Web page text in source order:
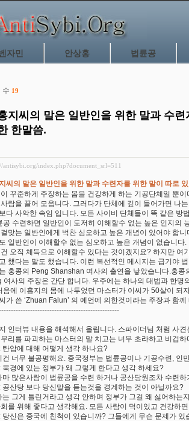
자민 안상홍 법륜공
수 19
지씨의 말은 일반인을 위한 말과 수
한말씀.
antisybi.org/index.php?document_srl=511
씨의 말은 일반인을 위한 말과 수련자를 위한 말이 따로
꾸준하게 주장하는 몸을 건강하게 하는 기공단체일 뿐
람을 끌어 모읍니다. 그러다가 단체에 깊이 들어가면 나
다 사악한 속임 입니다. 모든 사이비 단체들이 똑 같은 방
공 수련하면 일반인이 도저히 이해할수 없는 높은 인지의
맞는 일반인에게 벅찬 심오하고 높은 개념이 있어야 합
일반인이 이해할수 없는 심오하고 높은 개념이 없습니다.
오직 체득으로 이해할수 있다는 것이겠지요? 하지만 여
했다는 말도 했습니다. 이런 복선적인 메시지는 급기야
홍콩의 Peng Shanshan 여사의 출연을 낳았습니다.홍콩
여사의 주장은 간단 합니다. 우주에는 하나의 대법과 한
음에 이홍지의 몸에 나투었던 마스터가 이씨가 50살이 되
가 쓴 ‘Zhuan Falun’ 의 예언에 의한것이라는 주장과 함
인터뷰 내용을 해석해서 올립니다. 스파이더님 처럼 사
리를 파괴하는 마스터의 말 치고는 너무 초라하고 비겁
탄압에 대해 어떻게 생각 하나요?
건 너무 불공평해요. 중국정부는 법륜공이나 기공수련,
북경에 있는 정부가 왜 그렇게 한다고 생각 하세요?
마 많은사람이 법륜공을 수련 하거나 공산당원조차 수련
공산당 보다 당신말을 듣는것을 경계하는 것이 아닐까요?
는 그게 틀린거라고 생각 안하며 정부가 그걸 왜 싫어하
를 위해 좋다고 생각해요. 모든 사람이 덕이있고 건강하
당신은 중국에 친척이 있습니까? 그들에게 무슨 문제가 있